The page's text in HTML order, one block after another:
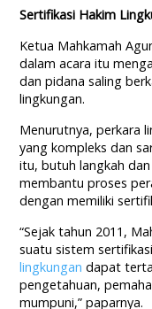
Sertifikasi Hakim
Ketua Mahkamah
dalam acara itu
dan pidana saling
lingkungan.
Menurutnya, perkara
yang kompleks dan
itu, butuh langkah
membantu proses
dengan memiliki
“Sejak tahun 2011,
suatu sistem
lingkungan dapat
pengetahuan,
mumpuni,” paparnya.